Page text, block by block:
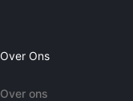
Over Ons
Over ons